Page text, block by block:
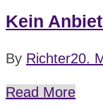
Kein
By Richter20.
Read More